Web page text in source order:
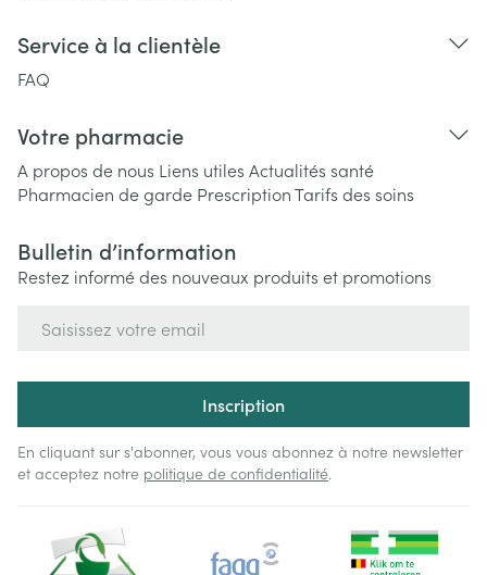
Service à la clientèle
FAQ
Votre pharmacie
A propos de nous Liens utiles Actualités santé
Pharmacien de garde PrescriptionTarifs des soins
Bulletin d’information
Restez informé des nouveaux produits et promotions
Inscription
En cliquant sur s'abonner, vous vous abonnez à notre newsletter
et acceptez notre politique de confidentialité.